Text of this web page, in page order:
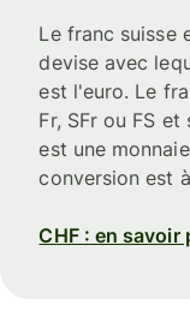
Le franc suisse
devise avec
est l'euro. Le
Fr, SFr ou FS
est une
conversion est
CHF : en savoir